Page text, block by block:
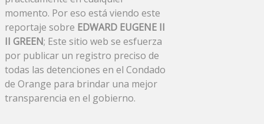
momento. Por eso está viendo este
reportaje sobre EDWARD EUGENE II
II GREEN; Este sitio web se esfuerza
por publicar un registro preciso de
todas las detenciones en el Condado
de Orange para brindar una mejor
transparencia en el gobierno.